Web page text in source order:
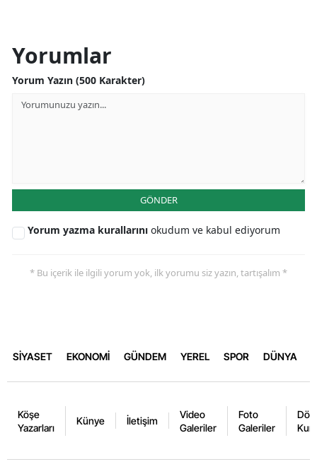
Yorumlar
Yorum Yazın (500 Karakter)
GÖNDER
Yorum yazma kurallarını okudum ve kabul ediyorum
* Bu içerik ile ilgili yorum yok, ilk yorumu siz yazın, tartışalım *
SİYASET EKONOMİ GÜNDEM YEREL SPOR DÜNYA
Köşe
Yazarları
Künye İletişim
Video
Galeriler
Foto
Galeriler